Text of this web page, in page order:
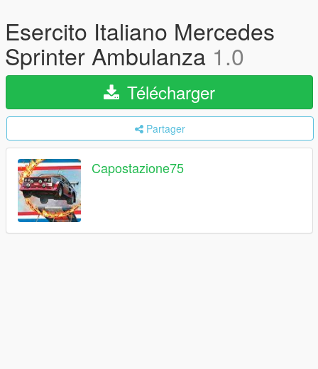
Esercito Italiano Mercedes
Sprinter Ambulanza 1.0
Télécharger
Partager
Capostazione75